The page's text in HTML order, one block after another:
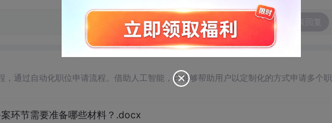
通过自动化职位申请流程。借助人工智能，它能够帮助用户以定制化的方式申请多个职
环节需要准备哪些材料？.docx